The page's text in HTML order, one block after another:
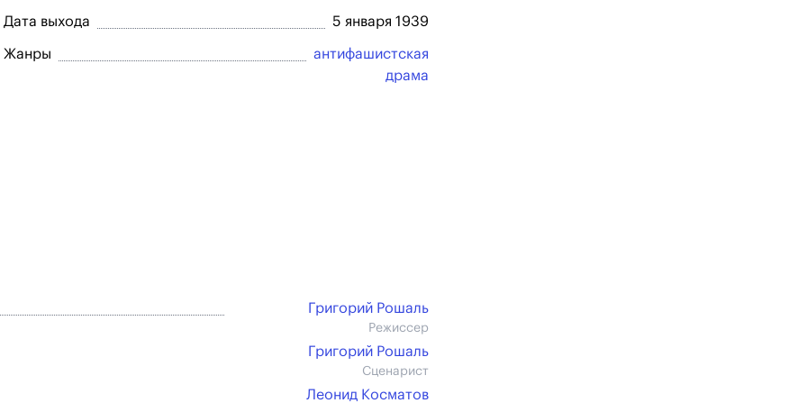
Дата выхода 5 января 1939
Жанры
антифашистская
драма
Григорий Рошаль
Режиссер
Григорий Рошаль
Сценарист
Леонид Косматов